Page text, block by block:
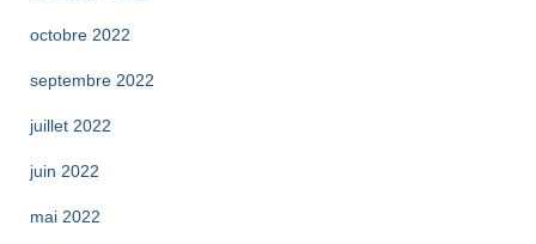
octobre 2022
septembre 2022
juillet 2022
juin 2022
mai 2022